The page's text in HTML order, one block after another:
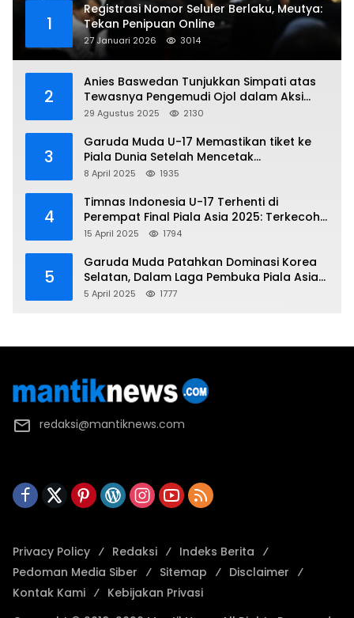
1
Registrasi Nomor Seluler Berlaku, Meutya:
Tekan Penipuan Online
27 Januari 2026 3014
2
Anies Baswedan Tunjukkan Simpati atas
Tewasnya Pengemudi Ojol dalam Aksi
Demo
29 Agustus 2025 2130
3
Garuda Muda U-17 Memastikan tiket ke
Piala Dunia Setelah Mencetak
Kemenangan Gemilang atas Yaman 4-1 di
8 April 2025 1935
4
Timnas Indonesia U-17 Terhenti di
Perempat Final Piala Asia 2025: Terkecoh
Korea Utara
15 April 2025 1794
5
Garuda Muda Patahkan Dominasi Korea
Selatan, Dalam Laga Pembuka Piala Asia
2025 U-17
5 April 2025 1777
redaksi@mantiknews.com
Privacy Policy Redaksi
Indeks Berita
Pedoman Media Siber
Sitemap
Disclaimer
Kontak Kami
Kebijakan Privasi